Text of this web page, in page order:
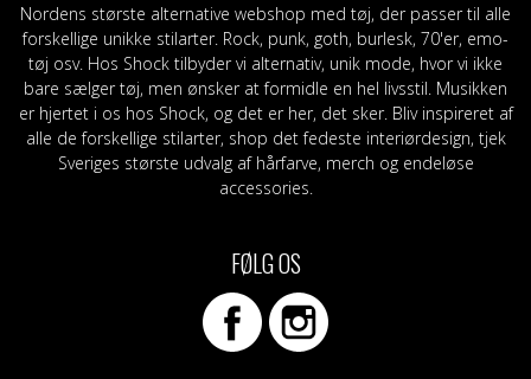
Nordens største alternative webshop med tøj, der passer til alle
forskellige unikke stilarter. Rock, punk, goth, burlesk, 70'er, emo-
tøj osv. Hos Shock tilbyder vi alternativ, unik mode, hvor vi ikke
bare sælger tøj, men ønsker at formidle en hel livsstil. Musikken
er hjertet i os hos Shock, og det er her, det sker. Bliv inspireret af
alle de forskellige stilarter, shop det fedeste interiørdesign, tjek
Sveriges største udvalg af hårfarve, merch og endeløse
accessories.
FØLG OS